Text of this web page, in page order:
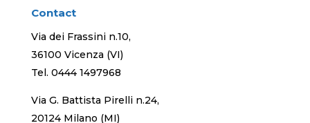
Contact
Via dei Frassini n.10,
36100 Vicenza (VI)
Tel. 0444 1497968
Via G. Battista Pirelli n.24,
20124 Milano (MI)